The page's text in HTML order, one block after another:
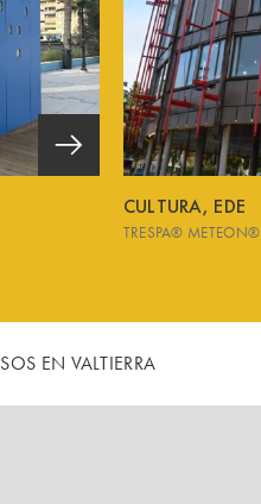
CULTURA, EDE
TRESPA® METEON®
EN VALTIERRA